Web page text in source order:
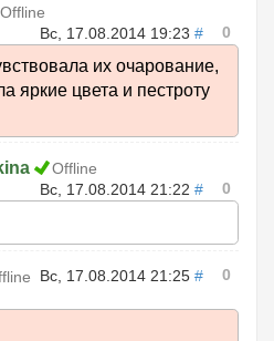
Offline
Вс, 17.08.2014 19:23 # 0
их очарование,
яркие цвета и пестроту
Offline
Вс, 17.08.2014 21:22 # 0
Вс, 17.08.2014 21:25 # 0